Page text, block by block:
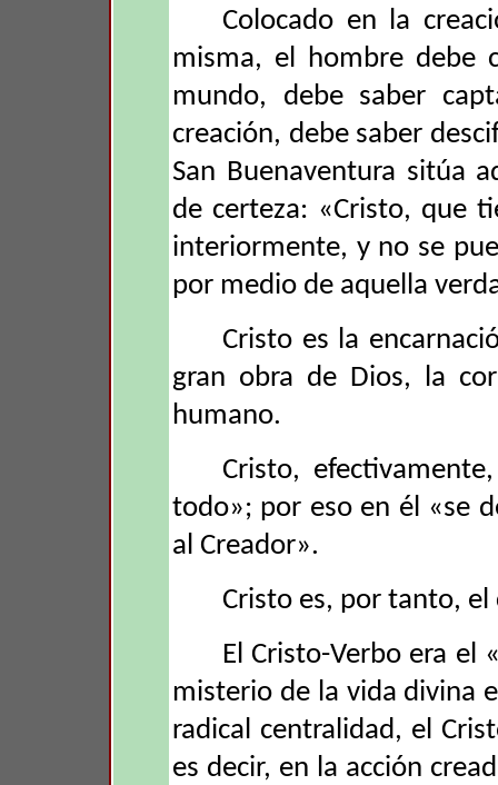
Colocado en la
misma, el hombre debe
mundo, debe saber
creación, debe saber
San Buenaventura sitúa
de certeza: «Cristo, que
interiormente, y no se
por medio de aquella
Cristo es la
gran obra de Dios, la
humano.
Cristo,
todo»; por eso en él «se
al Creador».
Cristo es, por tanto,
El Cristo-Verbo era el
misterio de la vida divina
radical centralidad, el
es decir, en la acción